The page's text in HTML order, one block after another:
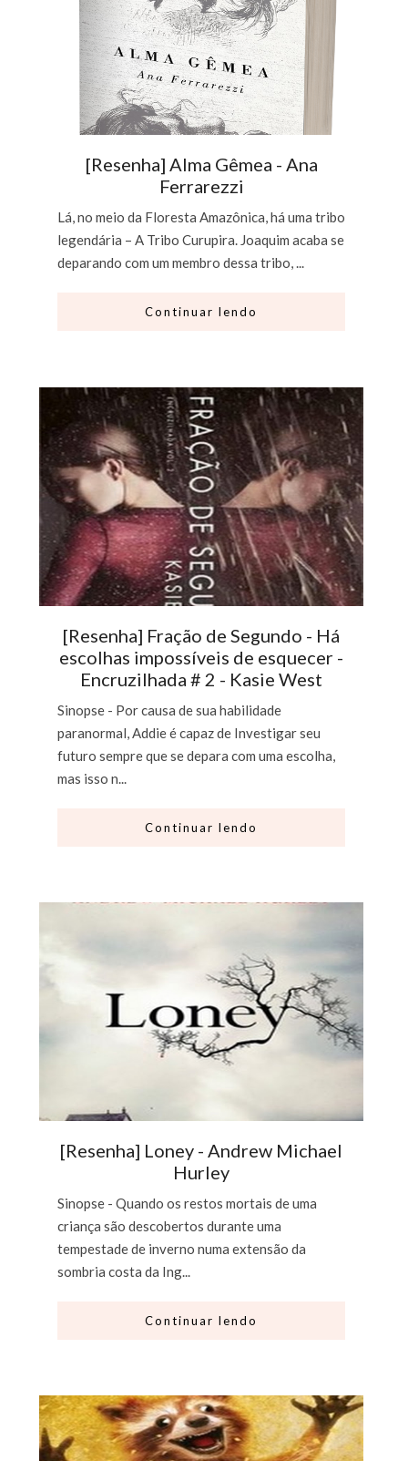
[Resenha] Alma Gêmea - Ana
Ferrarezzi
Lá, no meio da Floresta Amazônica, há uma tribo
legendária – A Tribo Curupira. Joaquim acaba se
deparando com um membro dessa tribo, ...
Continuar lendo
[Resenha] Fração de Segundo - Há
escolhas impossíveis de esquecer -
Encruzilhada # 2 - Kasie West
Sinopse - Por causa de sua habilidade
paranormal, Addie é capaz de Investigar seu
futuro sempre que se depara com uma escolha,
mas isso n...
Continuar lendo
[Resenha] Loney - Andrew Michael
Hurley
Sinopse - Quando os restos mortais de uma
criança são descobertos durante uma
tempestade de inverno numa extensão da
sombria costa da Ing...
Continuar lendo